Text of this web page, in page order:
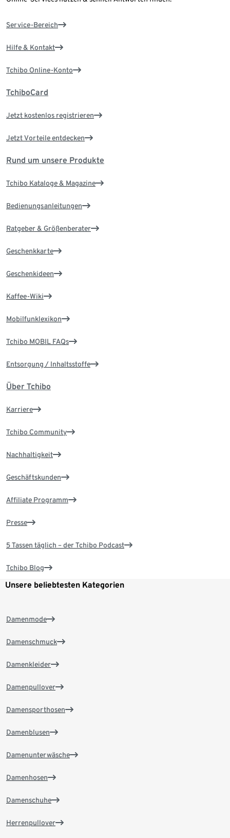
Service-Bereich
Hilfe & Kontakt
Tchibo Online-Konto
TchiboCard
Jetzt kostenlos registrieren
Jetzt Vorteile entdecken
Rund um unsere Produkte
Tchibo Kataloge & Magazine
Bedienungsanleitungen
Ratgeber & Größenberater
Geschenkkarte
Geschenkideen
Kaffee-Wiki
Mobilfunklexikon
Tchibo MOBIL FAQs
Entsorgung / Inhaltsstoffe
Über Tchibo
Karriere
Tchibo Community
Nachhaltigkeit
Geschäftskunden
Affiliate Programm
Presse
5 Tassen täglich – der Tchibo Podcast
Tchibo Blog
Unsere beliebtesten Kategorien
Damenmode
Damenschmuck
Damenkleider
Damenpullover
Damensporthosen
Damenblusen
Damenunterwäsche
Damenhosen
Damenschuhe
Herrenpullover